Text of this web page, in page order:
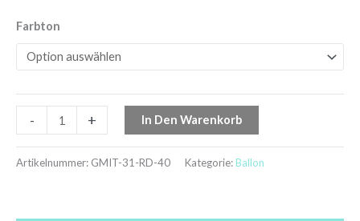
Farbton
- + In Den Warenkorb
Artikelnummer: GMIT-31-RD-40 Kategorie: Ballon